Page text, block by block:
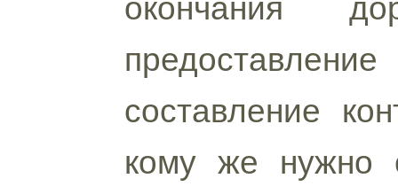
окончания
составление
кому же нужно